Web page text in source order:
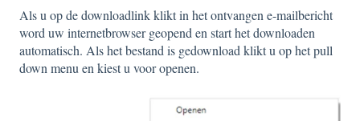
Als u op de downloadlink klikt in het ontvangen e-mailbericht
word uw internetbrowser geopend en start het downloaden
automatisch. Als het bestand is gedownload klikt u op het pull
down menu en kiest u voor openen.